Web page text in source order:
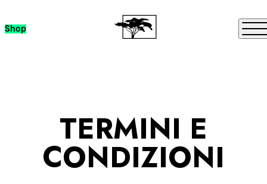
Passa al contenuto
Shop
TERMINI E
CONDIZIONI